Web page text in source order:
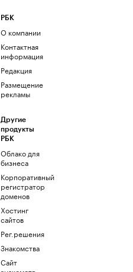
РБК
О компании
Контактная
информация
Редакция
Размещение
рекламы
Другие
продукты
РБК
Облако для
бизнеса
Корпоративный
регистратор
доменов
Хостинг
сайтов
Рег.решения
Знакомства
Сайт